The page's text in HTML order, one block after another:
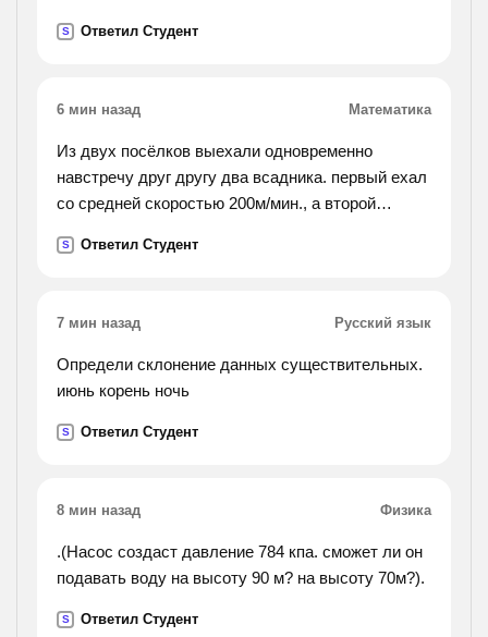
S Ответил Студент
6 мин назад Математика
Из двух посёлков выехали одновременно
навстречу друг другу два всадника. первый ехал
со средней скоростью 200м/мин., а второй
встретились через 50 минут. найди расстояние
S Ответил Студент
7 мин назад Русский язык
Определи склонение данных существительных.
июнь корень ночь
S Ответил Студент
8 мин назад Физика
.(Насос создаст давление 784 кпа. сможет ли он
подавать воду на высоту 90 м? на высоту 70м?).
S Ответил Студент